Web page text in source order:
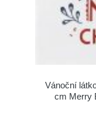
Vánoční
cm Merry